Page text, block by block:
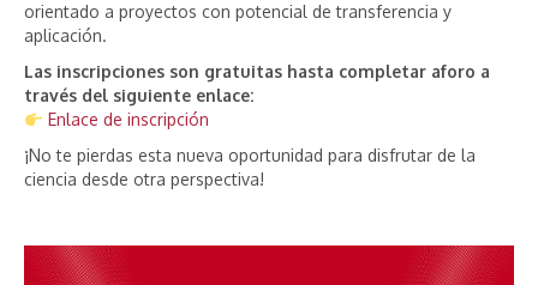
orientado a proyectos con potencial de transferencia y
aplicación.
Las inscripciones son gratuitas hasta completar aforo a
través del siguiente enlace:
Enlace de inscripción
¡No te pierdas esta nueva oportunidad para disfrutar de la
ciencia desde otra perspectiva!